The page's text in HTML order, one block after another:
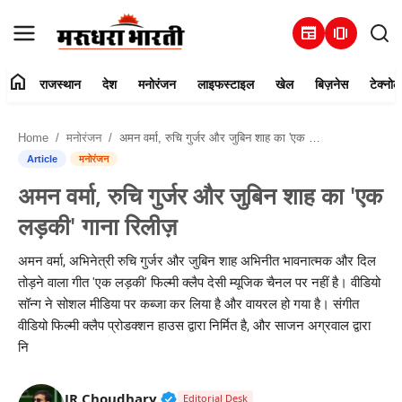
newspaper amp_stories
संपर्क करें
राजस्थान
मनोरंजन
लाइफस्टाइल
home राजस्थान देश मनोरंजन लाइफस्टाइल खेल बिज़नेस
Home मनोरंजन अमन वर्मा, रुचि गुर्जर और जुबिन शाह का 'एक लड़की' गाना रिलीज़
Article मनोरंजन
अमन वर्मा, रुचि गुर्जर और जुबिन शाह का 'एक
लड़की' गाना रिलीज़
अमन वर्मा, अभिनेत्री रुचि गुर्जर और जुबिन शाह अभिनीत भावनात्मक और दिल
तोड़ने वाला गीत 'एक लड़की' फिल्मी क्लैप देसी म्यूजिक चैनल पर नहीं है। वीडियो
सॉन्ग ने सोशल मीडिया पर कब्जा कर लिया है और वायरल हो गया है। संगीत
वीडियो फिल्मी क्लैप प्रोडक्शन हाउस द्वारा निर्मित है, और साजन अग्रवाल द्वारा
नि
JR Choudhary Verified Public Figure • 30 Mar,
Editorial Desk